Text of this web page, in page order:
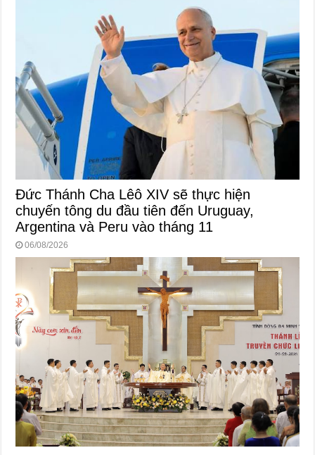
Đức Thánh Cha Lêô XIV sẽ thực hiện
chuyến tông du đầu tiên đến Uruguay,
Argentina và Peru vào tháng 11
06/08/2026